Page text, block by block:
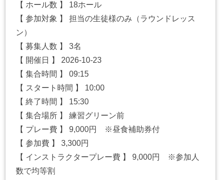
【 ホール数 】 18ホール
【 参加対象 】 担当の生徒様のみ（ラウンドレッス
ン）
【 募集人数 】 3名
【 開催日 】 2026-10-23
【 集合時間 】 09:15
【 スタート時間 】 10:00
【 終了時間 】 15:30
【 集合場所 】 練習グリーン前
【 プレー費 】 9,000円 ※昼食補助券付
【 参加費 】 3,300円
【 インストラクタープレー費 】 9,000円 ※参加人
数で均等割